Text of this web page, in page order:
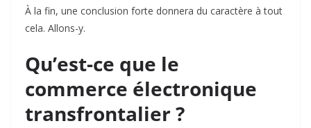
À la fin, une conclusion forte donnera du caractère à tout
cela. Allons-y.
Qu’est-ce que le
commerce électronique
transfrontalier ?